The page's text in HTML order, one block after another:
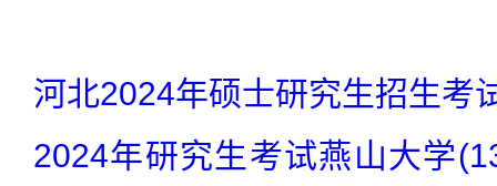
河北2024年硕士研究生招生考
2024年研究生考试燕山大学